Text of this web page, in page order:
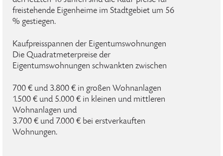
freistehende Eigenheime im Stadtgebiet um 56
% gestiegen.
Kaufpreisspannen der Eigentumswohnungen
Die Quadratmeterpreise der
Eigentumswohnungen schwankten zwischen
700 € und 3.800 € in großen Wohnanlagen
1.500 € und 5.000 € in kleinen und mittleren
Wohnanlagen und
3.700 € und 7.000 € bei erstverkauften
Wohnungen.